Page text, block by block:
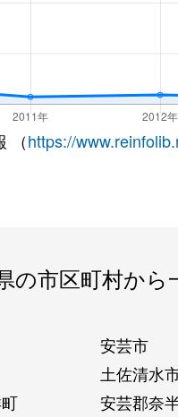
（https://
の市区町村か
安芸市
土佐清水
安芸郡奈